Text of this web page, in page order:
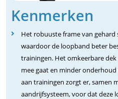
Kenmerken
Het robuuste frame van
waardoor de loopband beter
trainingen. Het omkeerbare
mee gaat en minder
aan trainingen zorgt er, samen
aandrijfsysteem, voor dat deze